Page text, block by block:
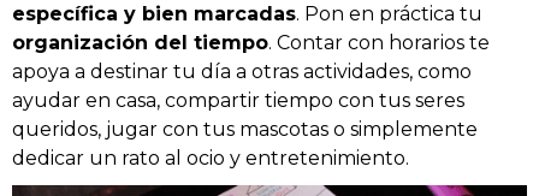
específica y bien marcadas. Pon en práctica tu
organización del tiempo. Contar con horarios te
apoya a destinar tu día a otras actividades, como
ayudar en casa, compartir tiempo con tus seres
queridos, jugar con tus mascotas o simplemente
dedicar un rato al ocio y entretenimiento.